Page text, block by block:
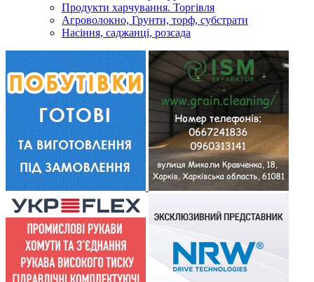
Продукти харчування. Торгівля
Агроволокно, Грунти, торф, субстрати
Насіння, саджанці, розсада